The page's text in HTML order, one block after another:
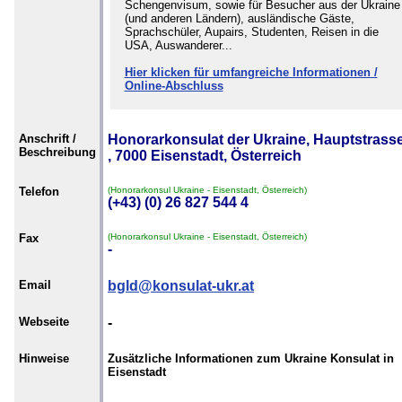
Schengenvisum, sowie für Besucher aus der Ukraine
(und anderen Ländern), ausländische Gäste,
Sprachschüler, Aupairs, Studenten, Reisen in die
USA, Auswanderer...
Hier klicken für umfangreiche Informationen /
Online-Abschluss
Anschrift /
Beschreibung
Honorarkonsulat der Ukraine,
, 7000 Eisenstadt, Österreich
Telefon (Honorarkonsul Ukraine - Eisenstadt, Österreich)
(+43) (0) 26 827 544 4
Fax (Honorarkonsul Ukraine - Eisenstadt, Österreich)
-
Email bgld@konsulat-ukr.at
Webseite -
Hinweise
Zusätzliche Informationen zum Ukraine Konsulat in
Eisenstadt